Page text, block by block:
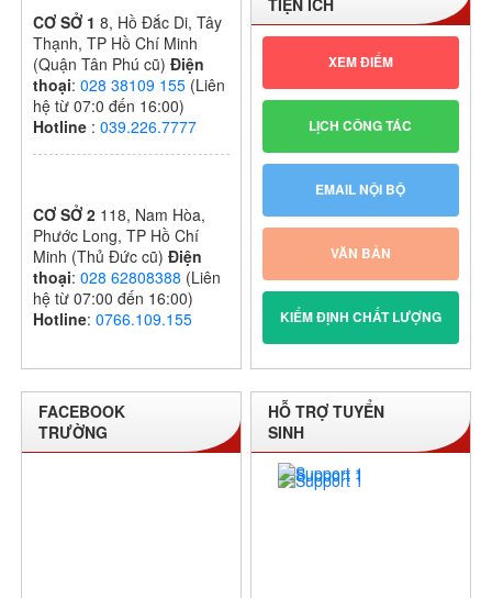
CƠ SỞ 18, Hồ Đắc Di, Tây
Thạnh, TP Hồ Chí Minh
(Quận Tân Phú cũ) Điện
thoại:028 38109 155 (Liên
hệ từ 07:0 đến 16:00)
Hotline :039.226.7777
CƠ SỞ 2 118, Nam Hòa,
Phước Long, TP Hồ Chí
Minh (Thủ Đức cũ) Điện
thoại:028 62808388 (Liên
hệ từ 07:00 đến 16:00)
Hotline:0766.109.155
XEM ĐIỂM
LỊCH CÔNG TÁC
EMAIL NỘI BỘ
VĂN BẢN
KIỂM ĐỊNH CHẤT LƯỢNG
FACEBOOK
TRƯỜNG
HỖ TRỢ TUYỂN
SINH